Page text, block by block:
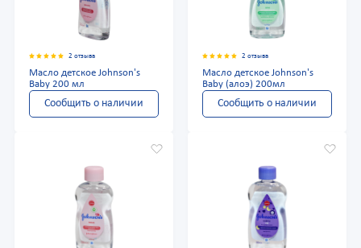
2 отзыва
Масло детское Johnson's
Baby 200 мл
Сообщить о наличии
2 отзыва
Масло детское Johnson's
Baby (алоэ) 200мл
Сообщить о наличии